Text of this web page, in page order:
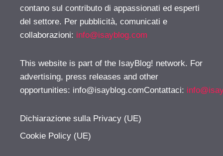
contano sul contributo di appassionati ed esperti
del settore. Per pubblicità, comunicati e
collaborazioni: info@isayblog.com
This website is part of the IsayBlog! network. For
advertising, press releases and other
opportunities: info@isayblog.comContattaci:
Dichiarazione sulla Privacy (UE)
Cookie Policy (UE)